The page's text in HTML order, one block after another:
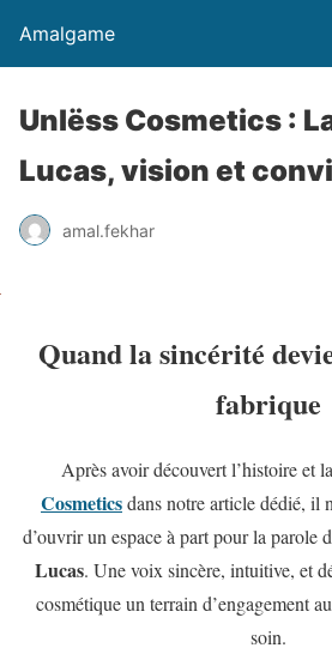
Amalgame
Unlëss Cosmetics :
Lucas, vision et
amal.fekhar
Quand la sincérité
fabrique
Après avoir découvert l’histoire et
Cosmeticsdans notre article dédié, il
d’ouvrir un espace à part pour la parole
Lucas. Une voix sincère, intuitive, et
cosmétique un terrain d’engagement
soin.